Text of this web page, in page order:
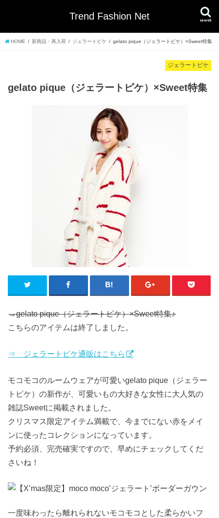
Trend Fashion Net search
HOME 新商品・再入荷 ジェラートピケ gelato pique（ジェラートピケ）×Sweet特集
ジェラートピケ
gelato pique（ジェラートピケ）×Sweet特集
→gelato pique（ジェラートピケ）×Sweet特集♪
こちらのアイテムは終了しました。
⇒ ジェラートピケ通販はこちら
モコモコのルームウェアが可愛いgelato pique（ジェラー
トピケ）の新作が、可愛いもの大好きな女性に大人気の
雑誌Sweetに掲載されました。
クリスマス限定アイテム満載で、今までにない赤をメイ
ンに使ったコレクションになっています。
予約必須、完売確実ですので、早めにチェックしてくだ
さいね！
一度味わったら離れられないモコモコとした柔らかいフ